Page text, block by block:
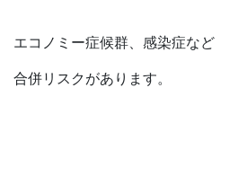
エコノミー症候群、感染症など
合併リスクがあります。